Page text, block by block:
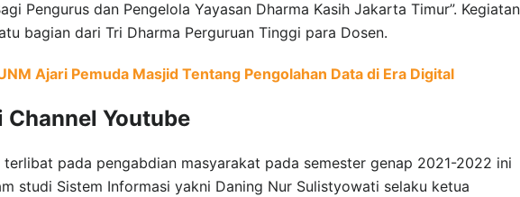
Pengurus dan Pengelola Yayasan Dharma Kasih Jakarta Timur”.
bagian dari Tri Dharma Perguruan Tinggi para Dosen.
Ajari Pemuda Masjid Tentang Pengolahan Data di Era Digital
Youtube
pada pengabdian masyarakat pada semester genap 2021-2022 ini
studi Sistem Informasi yakni Daning Nur Sulistyowati selaku ketua